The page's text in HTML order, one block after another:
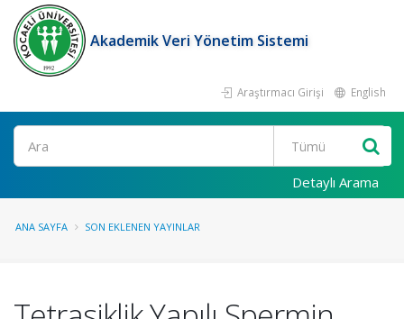
Akademik Veri Yönetim Sistemi
Araştırmacı Girişi English
Ara
Detaylı Arama
ANA SAYFA SON EKLENEN YAYINLAR